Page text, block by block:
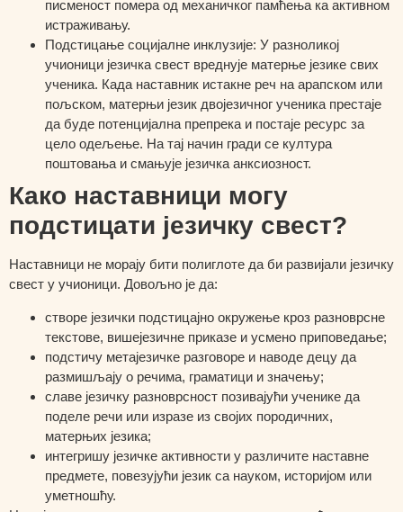
писменост помера од механичког памћења ка активном
истраживању.
Подстицање социјалне инклузије: У разноликој
учионици језичка свест вреднује матерње језике свих
ученика. Када наставник истакне реч на арапском или
пољском, матерњи језик двојезичног ученика престаје
да буде потенцијална препрека и постаје ресурс за
цело одељење. На тај начин гради се култура
поштовања и смањује језичка анксиозност.
Како наставници могу
подстицати језичку свест?
Наставници не морају бити полиглоте да би развијали језичку
свест у учионици. Довољно је да:
створе језички подстицајно окружење кроз разноврсне
текстове, вишејезичне приказе и усмено приповедање;
подстичу метајезичке разговоре и наводе децу да
размишљају о речима, граматици и значењу;
славе језичку разноврсност позивајући ученике да
поделе речи или изразе из својих породичних,
матерњих језика;
интегришу језичке активности у различите наставне
предмете, повезујући језик са науком, историјом или
уметношћу.